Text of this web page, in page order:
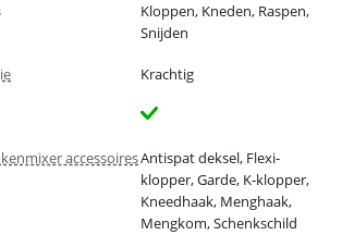
Kloppen, Kneden, Raspen,
Snijden
Krachtig
accessoiresAntispat deksel, Flexi-
klopper, Garde, K-klopper,
Kneedhaak, Menghaak,
Mengkom, Schenkschild